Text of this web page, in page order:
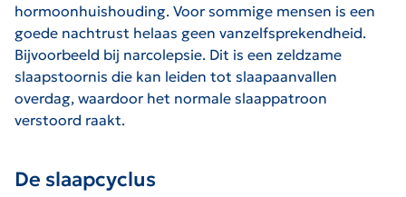
hormoonhuishouding. Voor sommige mensen is een
goede nachtrust helaas geen vanzelfsprekendheid.
Bijvoorbeeld bij narcolepsie. Dit is een zeldzame
slaapstoornis die kan leiden tot slaapaanvallen
overdag, waardoor het normale slaappatroon
verstoord raakt.
De slaapcyclus